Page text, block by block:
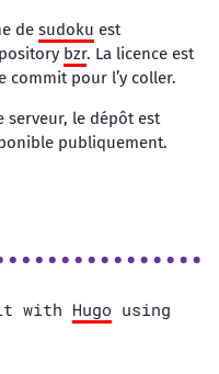
de sudoku est
bzr. La licence est
commit pour l’y coller.
serveur, le dépôt est
publiquement.
with Hugo using